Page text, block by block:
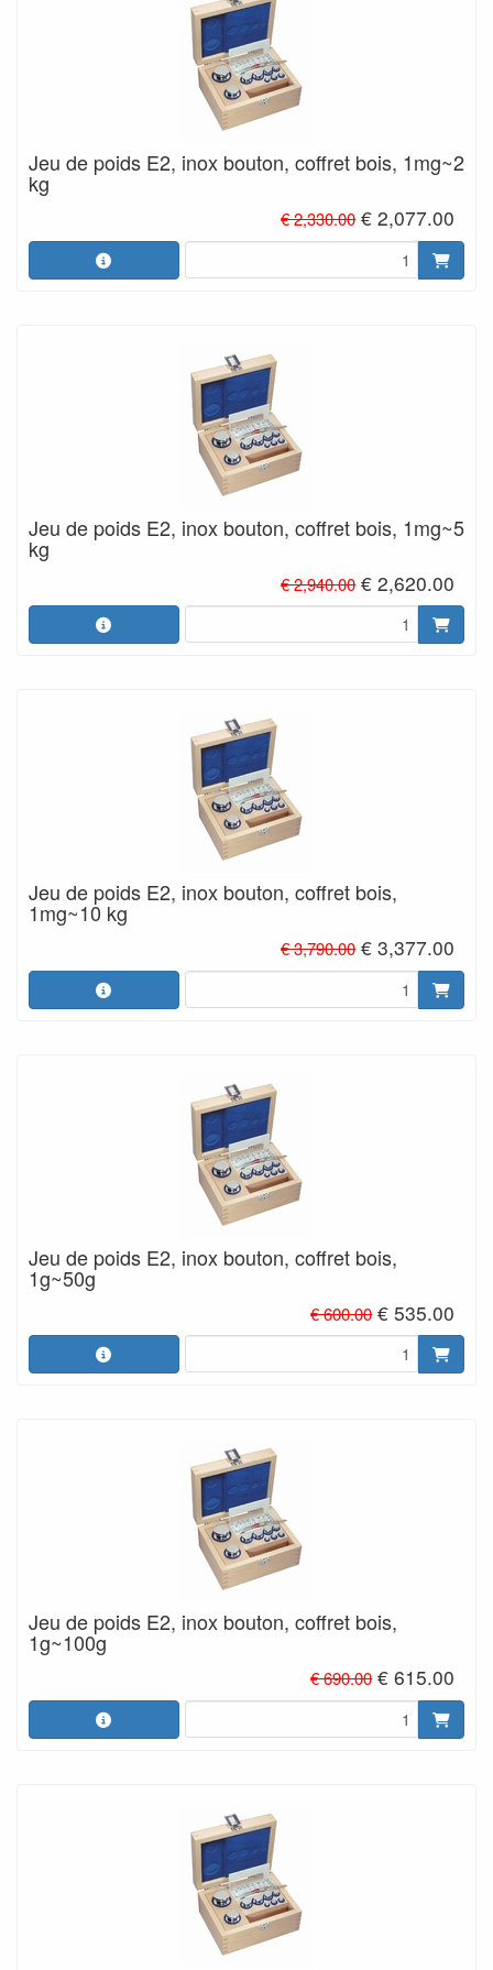
Jeu de poids E2, inox bouton, coffret bois, 1mg~2
kg
€ 2,330.00 € 2,077.00
Jeu de poids E2, inox bouton, coffret bois, 1mg~5
kg
€ 2,940.00 € 2,620.00
Jeu de poids E2, inox bouton, coffret bois,
1mg~10 kg
€ 3,790.00 € 3,377.00
Jeu de poids E2, inox bouton, coffret bois,
1g~50g
€ 600.00 € 535.00
Jeu de poids E2, inox bouton, coffret bois,
1g~100g
€ 690.00 € 615.00